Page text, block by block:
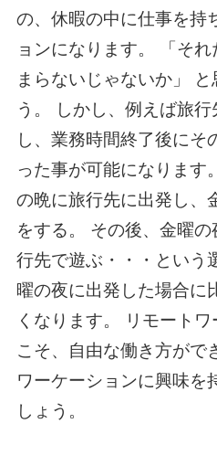
の、休暇の中に仕事を持
ョンになります。 「そ
まらないじゃないか」
う。 しかし、例えば旅
し、業務時間終了後にそ
った事が可能になります
の晩に旅行先に出発し、
をする。 その後、金曜
行先で遊ぶ・・・という
曜の夜に出発した場合に
くなります。 リモート
こそ、自由な働き方がで
ワーケーションに興味を
しょう。